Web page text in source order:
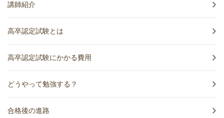
講師紹介
高卒認定試験とは
高卒認定試験にかかる費用
どうやって勉強する？
合格後の進路